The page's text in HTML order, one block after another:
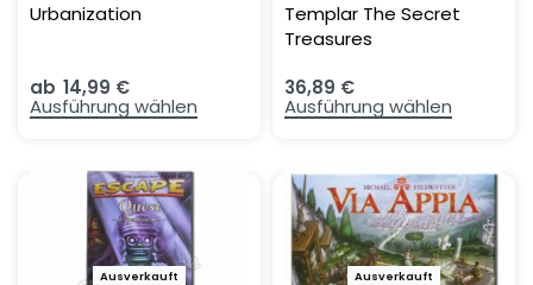
Urbanization
ab 14,99 €
Ausführung wählen
Templar The Secret
Treasures
36,89 €
Ausführung wählen
-16%
Ausverkauft -9%
Ausverkauft